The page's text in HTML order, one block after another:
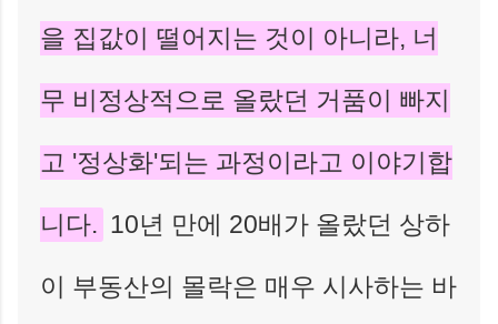
을 집값이 떨어지는 것이 아니라, 너
무 비정상적으로 올랐던 거품이 빠지
고 '정상화'되는 과정이라고 이야기합
니다. 10년 만에 20배가 올랐던 상하
이 부동산의 몰락은 매우 시사하는 바